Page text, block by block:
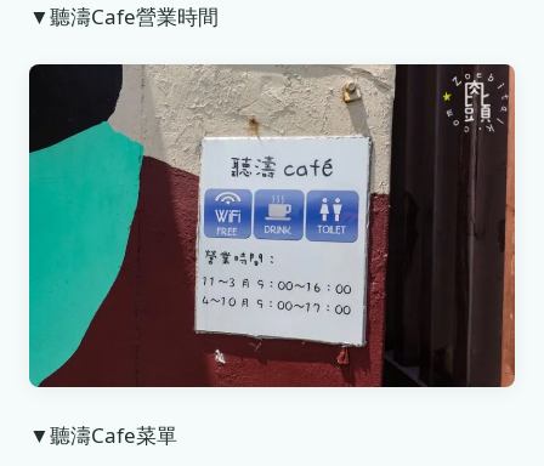
▼聽濤Cafe營業時間
▼聽濤Cafe菜單